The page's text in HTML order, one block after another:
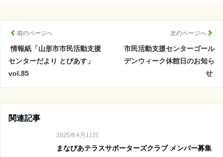
前のページへ
情報紙「山形市市民活動支援
センターだより とぴあす」
vol.85
次のページへ
市民活動支援センターゴール
デンウィーク休館日のお知ら
せ
関連記事
2025年4月11日
まなびあテラスサポーターズクラブ メンバー募集